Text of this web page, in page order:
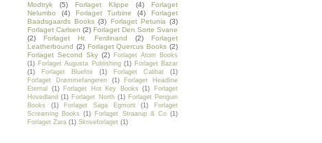
Modtryk
(5) Forlaget Klippe (4)
Forlaget
Nelumbo
(4) Forlaget Turbine (4)
Forlaget
Baadsgaards Books (3) Forlaget Petunia (3)
Forlaget Carlsen (2) Forlaget Den Sorte Svane
(2)
Forlaget Hr. Ferdinand (2)
Forlaget
Leatherbound (2) Forlaget Quercus Books (2)
Forlaget Second Sky (2) Forlaget Atom Books
(1) Forlaget Augusta Publishing (1) Forlaget Bazar
(1)
Forlaget Bluefox (1) Forlaget Calibat
(1)
Forlaget Drømmefangeren
(1)
Forlaget Headline
Eternal
(1) Forlaget Hot Key Books (1)
Forlaget
Hovedland (1) Forlaget North (1) Forlaget Penguin
Books
(1) Forlaget Saga Egmont (1)
Forlaget
Screaming Books
(1) Forlaget Straarup & Co (1)
Forlaget Zara (1) Skriveforlaget (1)